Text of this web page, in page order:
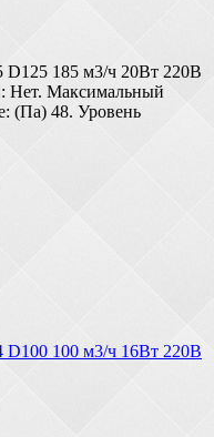
185 м3/ч 20Вт 220В
Нет. Максимальный
(Па) 48. Уровень
100 м3/ч 16Вт 220В